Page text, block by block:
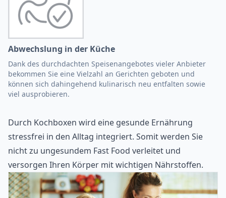
Abwechslung in der Küche
Dank des durchdachten Speisenangebotes vieler Anbieter
bekommen Sie eine Vielzahl an Gerichten geboten und
können sich dahingehend kulinarisch neu entfalten sowie
viel ausprobieren.
Durch Kochboxen wird eine gesunde Ernährung
stressfrei in den Alltag integriert. Somit werden Sie
nicht zu ungesundem Fast Food verleitet und
versorgen Ihren Körper mit wichtigen Nährstoffen.